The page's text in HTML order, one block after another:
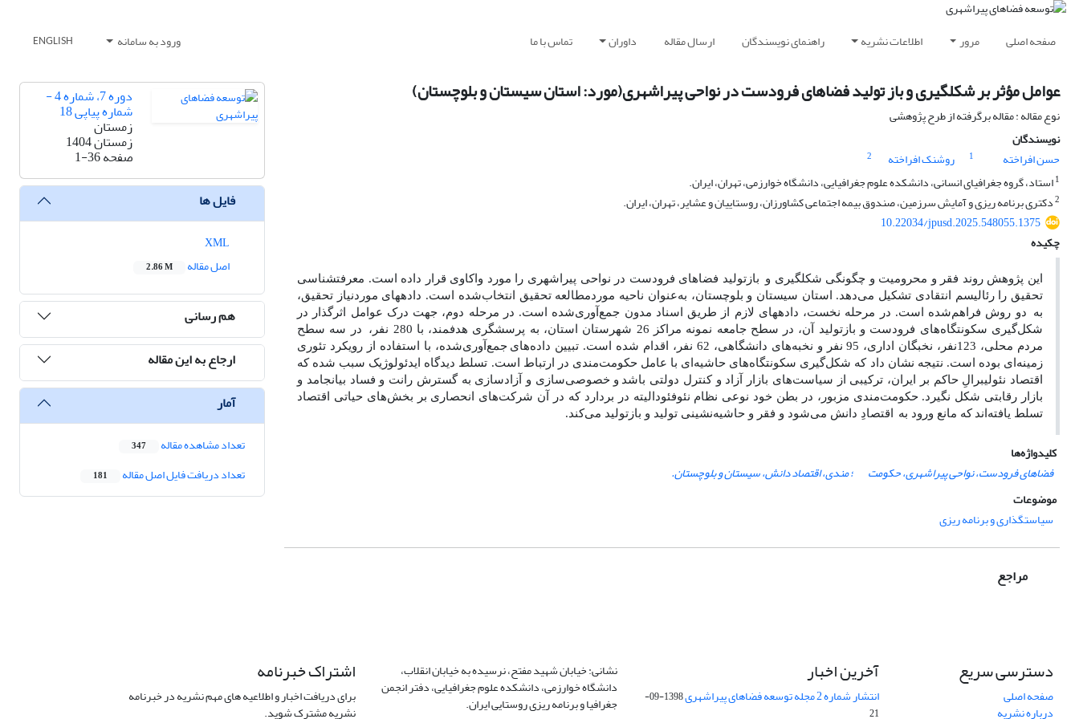
صفحه اصلی مرور اطلاعات نشریه راهنمای نویسندگان ارسال مقاله داوران تماس با ما ورود به سامانه ENGLISH
عوامل مؤثر بر شکل­گیری و باز تولید فضا‌های فرودست در نواحی پیراشهری(مورد: استان سیستان و بلوچستان)
نوع مقاله : مقاله برگرفته از طرح پژوهشی
نویسندگان
حسن افراخته
1 روشنک افراخته
2
1استاد، گروه جغرافیای انسانی، دانشکده علوم جغرافیایی، دانشگاه خوارزمی، تهران، ایران.
2دکتری برنامه ریزی و آمایش سرزمین، صندوق بیمه اجتماعی کشاورزان، روستاییان و عشایر، تهران، ایران.
10.22034/jpusd.2025.548055.1375
چکیده
این پژوهش روند فقر و محرومیت و چگونگی شکل­گیری و بازتولید فضاهای فرودست در نواحی پیراشهری را مورد واکاوی قرار داده است. معرفت­شناسی
تحقیق را رئالیسم انتقادی تشکیل می‌دهد. استان سیستان و بلوچستان، به‌عنوان ناحیه موردمطالعه تحقیق انتخاب‌شده است. داده­های موردنیاز تحقیق،
به
دو روش فراهم‌شده است. در مرحله نخست، داده­های لازم از طریق اسناد مدون جمع‌آوری‌شده است. در مرحله دوم، جهت درک عوامل اثرگذار در
شکل‌گیری سکونتگاه‌های فرودست و بازتولید آن، در سطح جامعه نمونه مراکز 26 شهرستان استان، به پرسشگری هدفمند، با 280 نفر،
در سه سطح
مردم محلی، 123نفر، نخبگان اداری، 95 نفر و نخبه‌های دانشگاهی‌، 62 نفر، اقدام شده است. تبیین داده های ‌جمع‌آوری‌شده، با استفاده از رویکرد تئوری
زمینه‌ای بوده است. نتیجه نشان داد که شکل‌گیری سکونتگاه‌های حاشیه‌ای با عامل حکومت‌مندی در ارتباط است. تسلط دیدگاه ایدئولوژیک سبب شده که
اقتصاد نئولیبرالِ حاکم بر ایران، ترکیبی از سیاست‌های بازار آزاد و کنترل دولتی باشد و خصوصی‌سازی و آزادسازی‌ به گسترش رانت و فساد بیانجامد و
بازار رقابتی شکل نگیرد. حکومتمندی مزبور، در بطن خود نوعی نظام نئوفئودالیته در بردارد که در آن شرکت‌های انحصاری بر بخش‌های حیاتی اقتصاد
تسلط یافته اند که مانع ورود به اقتصادِ دانش می‌شود و فقر و حاشیه‌نشینی تولید و بازتولید می‌کند.
کلیدواژه‌ها
فضاهای فرودست، نواحی پیراشهری، حکومت­
؛ مندی، اقتصاد دانش، سیستان و بلوچستان.
موضوعات
سیاستگذاری و برنامه ریزی
مراجع
دوره 7، شماره 4 -
شماره پیاپی 18
زمستان
زمستان 1404
صفحه1-36
فایل ها
اصل مقاله
2.86 M
هم رسانی
ارجاع به این مقاله
آمار
تعداد مشاهده مقاله 347
تعداد دریافت فایل اصل مقاله 181
دسترسی سریع
صفحه اصلی
درباره نشریه
آخرین اخبار
انتشار شماره 2 مجله توسعه فضاهای پیراشهری
1398-09-
21
نشانی: خیابان شهید مفتح، نرسیده به خیابان انقلاب،
دانشگاه خوارزمی، دانشکده علوم جغرافیایی، دفتر انجمن
جغرافیا و برنامه ریزی روستایی ایران.
اشتراک خبرنامه
برای دریافت اخبار و اطلاعیه های مهم نشریه در خبرنامه
نشریه مشترک شوید.